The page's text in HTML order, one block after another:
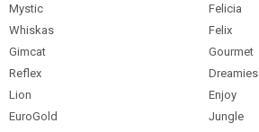
Mystic
Felicia
Whiskas
Felix
Gimcat
Gourmet
Reflex
Dreamies
Lion
Enjoy
EuroGold
Jungle